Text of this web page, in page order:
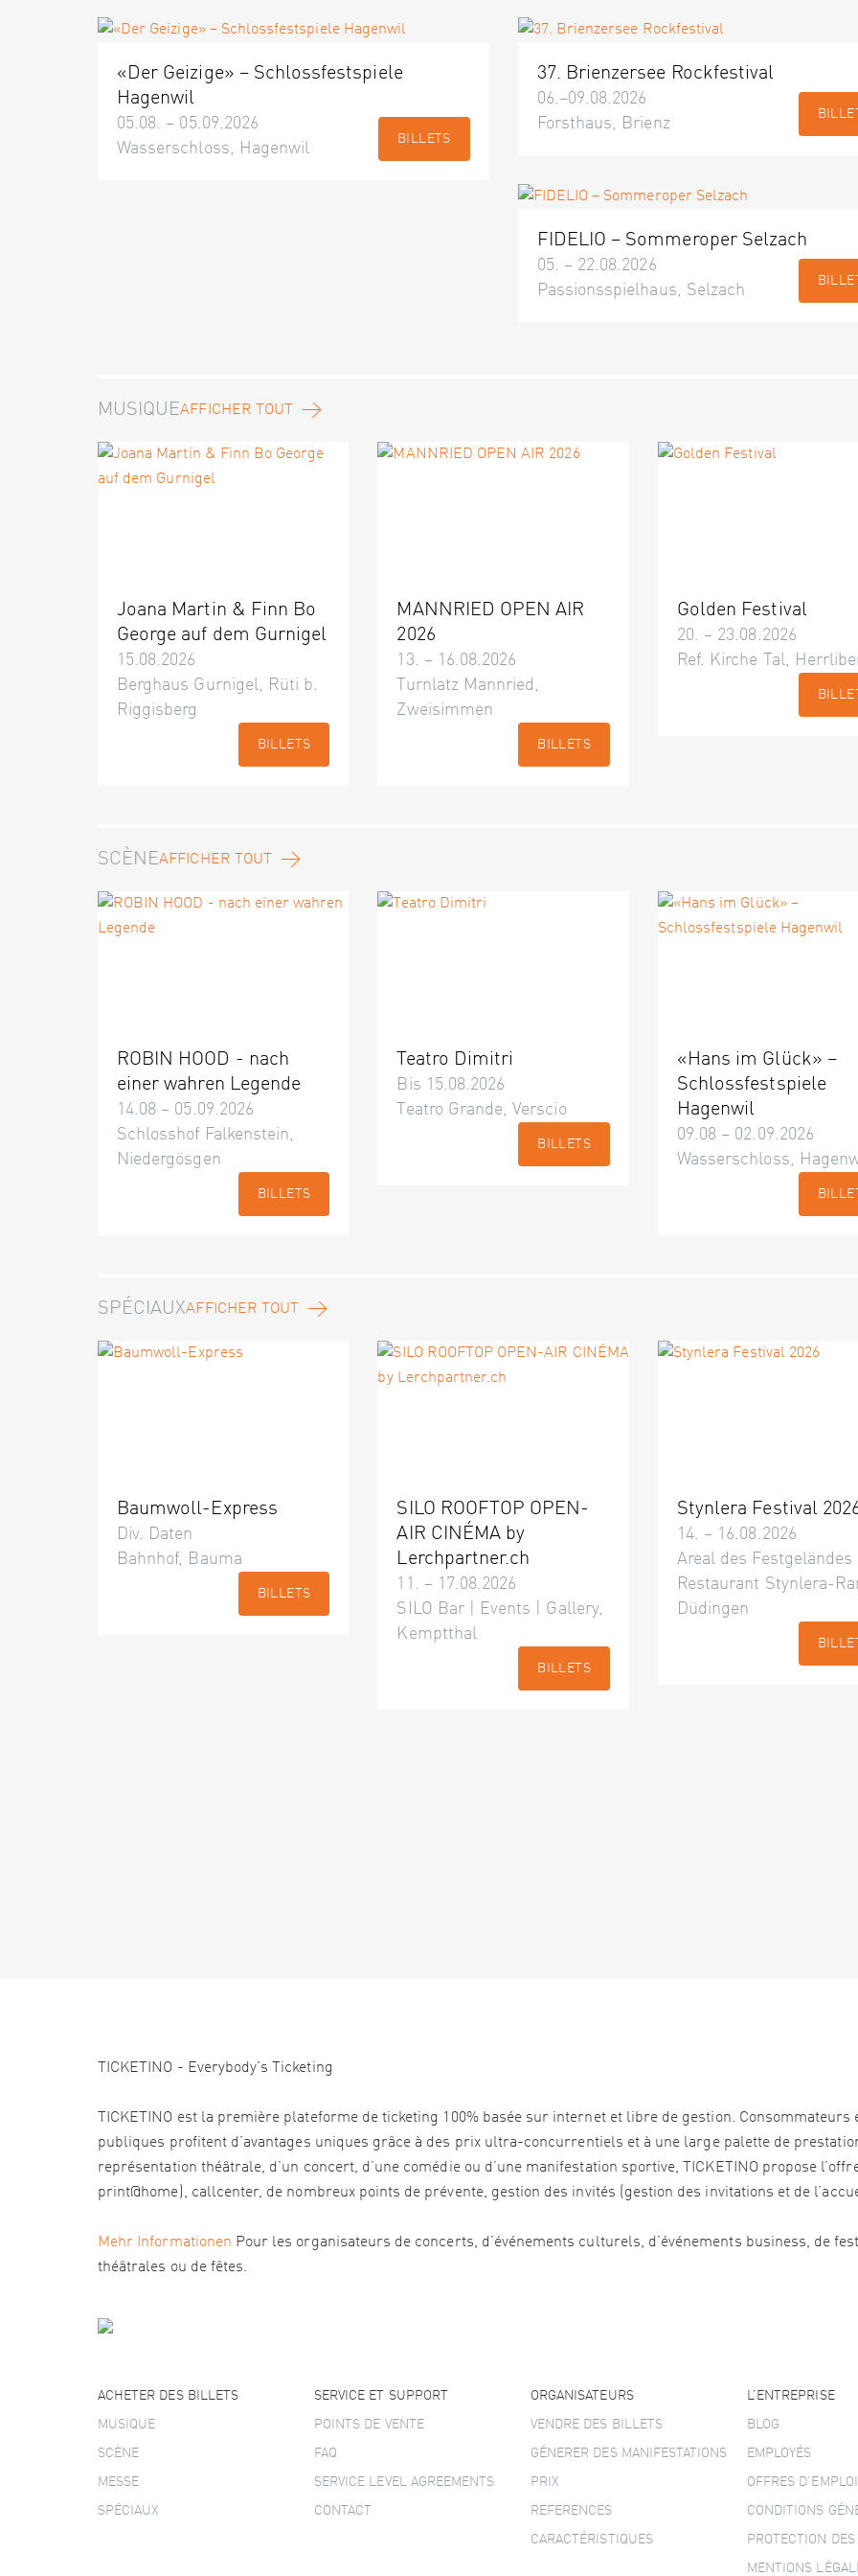
«Der Geizige» – Schlossfestspiele
Hagenwil
05.08. – 05.09.2026
Wasserschloss, Hagenwil
BILLETS
37. Brienzersee Rockfestival
06.–09.08.2026
Forsthaus, Brienz
FIDELIO – Sommeroper Selzach
05. – 22.08.2026
Passionsspielhaus, Selzach
MUSIQUEAFFICHER TOUT
Joana Martin & Finn Bo
George auf dem Gurnigel
15.08.2026
Berghaus Gurnigel, Rüti b.
Riggisberg
BILLETS
MANNRIED OPEN AIR
2026
13. – 16.08.2026
Turnlatz Mannried,
Zweisimmen
BILLETS
Golden Festival
20. – 23.08.2026
Ref. Kirche Tal,
SCÈNEAFFICHER TOUT
ROBIN HOOD - nach
einer wahren Legende
14.08 – 05.09.2026
Schlosshof Falkenstein,
Niedergösgen
BILLETS
Teatro Dimitri
Bis 15.08.2026
Teatro Grande, Verscio
BILLETS
«Hans im Glück» –
Schlossfestspiele
Hagenwil
09.08 – 02.09.2026
Wasserschloss,
SPÉCIAUXAFFICHER TOUT
Baumwoll-Express
Div. Daten
Bahnhof, Bauma
BILLETS
SILO ROOFTOP OPEN-
AIR CINÉMA by
Lerchpartner.ch
11. – 17.08.2026
SILO Bar | Events | Gallery,
Kemptthal
BILLETS
Stynlera Festival
14. – 16.08.2026
Areal des Festgeländes
Restaurant Stynlera-
Düdingen
TICKETINO - Everybody's Ticketing
TICKETINO est la première plateforme de ticketing 100% basée sur internet et libre de gestion.
publiques profitent d’avantages uniques grâce à des prix ultra-concurrentiels et à une large palette de
représentation théâtrale, d’un concert, d’une comédie ou d’une manifestation sportive, TICKETINO propose
print@home), callcenter, de nombreux points de prévente, gestion des invités (gestion des invitations et de
Mehr Informationen Pour les organisateurs de concerts, d’événements culturels, d’événements business, de
théâtrales ou de fêtes.
ACHETER DES BILLETS
MUSIQUE
SCÈNE
MESSE
SPÉCIAUX
SERVICE ET SUPPORT
POINTS DE VENTE
FAQ
SERVICE LEVEL AGREEMENTS
CONTACT
ORGANISATEURS
VENDRE DES BILLETS
GÉNERER DES MANIFESTATIONS
PRIX
REFERENCES
CARACTÉRISTIQUES
L’ENTREPRISE
BLOG
EMPLOYÉS
OFFRES D’EMPLOI
CONDITIONS
PROTECTION
MENTIONS